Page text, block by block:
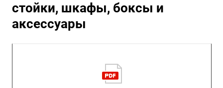
стойки, шкафы, боксы и
аксессуары